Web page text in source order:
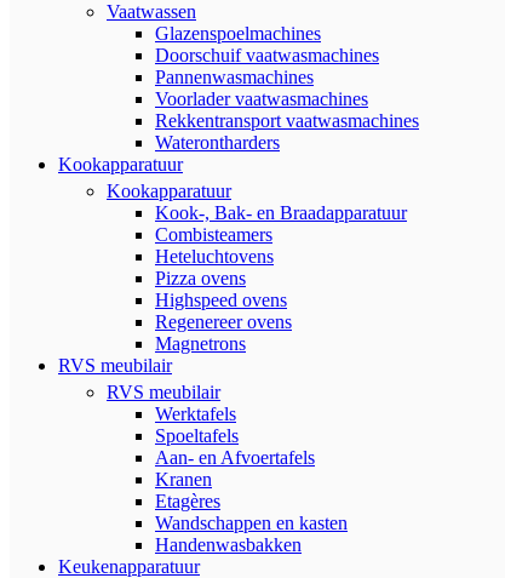
Vaatwassen
Glazenspoelmachines
Doorschuif vaatwasmachines
Pannenwasmachines
Voorlader vaatwasmachines
Rekkentransport vaatwasmachines
Waterontharders
Kookapparatuur
Kookapparatuur
Kook-, Bak- en Braadapparatuur
Combisteamers
Heteluchtovens
Pizza ovens
Highspeed ovens
Regenereer ovens
Magnetrons
RVS meubilair
RVS meubilair
Werktafels
Spoeltafels
Aan- en Afvoertafels
Kranen
Etagères
Wandschappen en kasten
Handenwasbakken
Keukenapparatuur